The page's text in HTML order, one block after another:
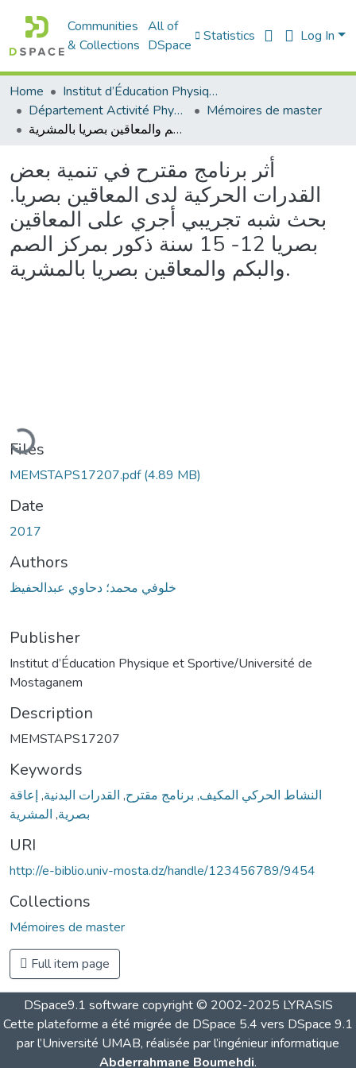
Communities
& Collections
All of
DSpace
Statistics Log In
Home
Institut d’Éducation Physique et Sportive
Département Activité Physique Adaptée (APA)
Mémoires de master
أثر برنامج مقترح في تنمية بعض القدرات الحركية لدى المعاقين بصريا. بحث شبه تجريبي أجري على المعاقين بصريا 12- 15 سنة ذكور بمركز الصم والبكم والمعاقين بصريا بالمشرية.
أثر برنامج مقترح في تنمية بعض
القدرات الحركية لدى المعاقين بصريا.
بحث شبه تجريبي أجري على المعاقين
بصريا 12- 15 سنة ذكور بمركز الصم
والبكم والمعاقين بصريا بالمشرية.
Files
MEMSTAPS17207.pdf(4.89 MB)
Date
2017
Authors
خلوفي محمد؛ دحاوي عبدالحفيظ
Publisher
Institut d’Éducation Physique et Sportive/Université de
Mostaganem
Description
MEMSTAPS17207
Keywords
النشاط الحركي المكيف, برنامج مقترح, القدرات البدنية,إعاقة
بصرية, المشرية
URI
http://e-biblio.univ-mosta.dz/handle/123456789/9454
Collections
Mémoires de master
Full item page
DSpace9.1 software copyright © 2002-2025 LYRASIS
Cette plateforme a été migrée de DSpace 5.4 vers DSpace 9.1
par l’Université UMAB, réalisée par l’ingénieur informatique
Abderrahmane Boumehdi.